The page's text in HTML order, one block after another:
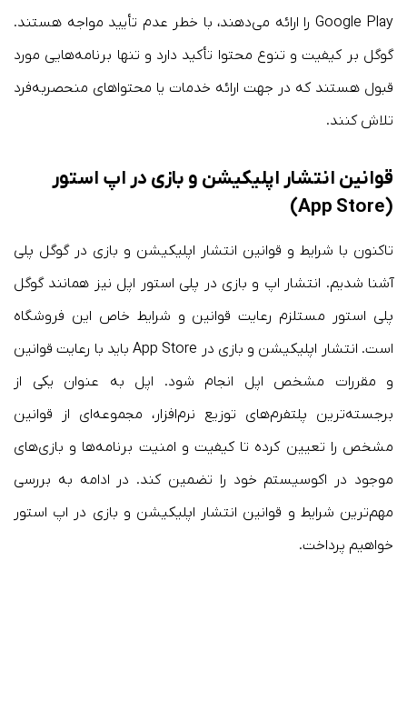
Google Play را ارائه می‌دهند، با خطر عدم تأیید مواجه هستند.
گوگل بر کیفیت و تنوع محتوا تأکید دارد و تنها برنامه‌هایی مورد
قبول هستند که در جهت ارائه خدمات یا محتواهای منحصربه‌فرد
تلاش کنند.
قوانین انتشار اپلیکیشن و بازی در اپ استور
(App Store)
تاکنون با شرایط و قوانین انتشار اپلیکیشن و بازی در گوگل پلی
آشنا شدیم. انتشار اپ و بازی در پلی استور اپل نیز همانند گوگل
پلی استور مستلزم رعایت قوانین و شرایط خاص این فروشگاه
است. انتشار اپلیکیشن و بازی در App Store باید با رعایت قوانین
و مقررات مشخص اپل انجام شود. اپل به عنوان یکی از
برجسته‌ترین پلتفرم‌های توزیع نرم‌افزار، مجموعه‌ای از قوانین
مشخص را تعیین کرده تا کیفیت و امنیت برنامه‌ها و بازی‌های
موجود در اکوسیستم خود را تضمین کند. در ادامه به بررسی
مهم‌ترین شرایط و قوانین انتشار اپلیکیشن و بازی در اپ استور
خواهیم پرداخت.